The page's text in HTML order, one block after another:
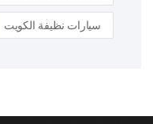
سيارات نظيفة الكويت